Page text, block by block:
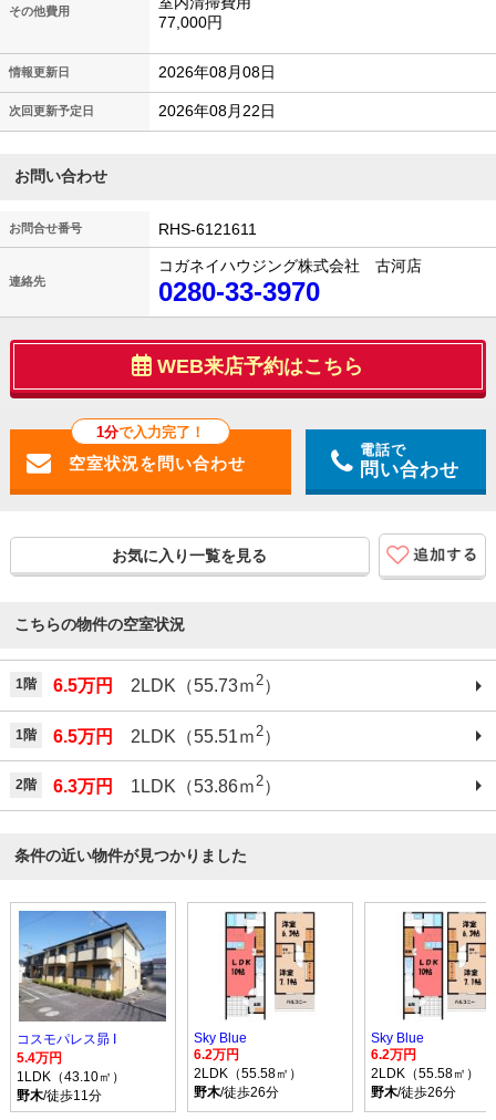
その他費用
77,000円
情報更新日 2026年08月08日
次回更新予定日 2026年08月22日
お問い合わせ
お問合せ番号 RHS-6121611
連絡先
コガネイハウジング株式会社 古河店
0280-33-3970
WEB来店予約はこちら
1分で入力完了！
電話で
問い合わせ
お気に入り一覧を見る
こちらの物件の空室状況
1階 6.5万円 2LDK（55.73ｍ2）
1階 6.5万円 2LDK（55.51ｍ 2）
2階 6.3万円 1LDK（53.86ｍ 2）
条件の近い物件が見つかりました
コスモパレス昴 I
5.4万円
1LDK（43.10㎡）
野木/徒歩11分
Sky Blue
6.2万円
2LDK（55.58㎡）
野木/徒歩26分
Sky Blue
6.2万円
2LDK（55.58㎡）
野木/徒歩26分